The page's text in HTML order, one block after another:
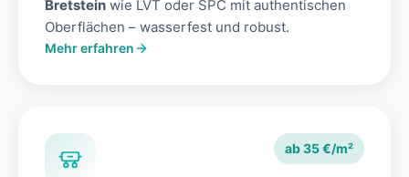
Bretstein wie LVT oder SPC mit authentischen
Oberflächen – wasserfest und robust.
Mehr erfahren
ab 35 €/m²